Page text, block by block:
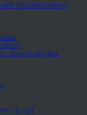
(Stadionzeitung)
/ Beachvolleyball
/ Email